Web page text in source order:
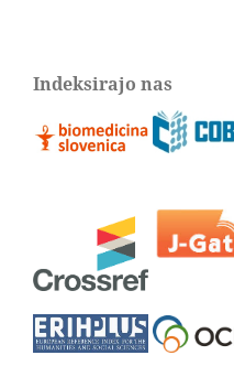
Indeksirajo nas